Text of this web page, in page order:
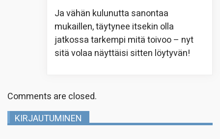
Ja vähän kulunutta sanontaa
mukaillen, täytynee itsekin olla
jatkossa tarkempi mitä toivoo – nyt
sitä volaa näyttäisi sitten löytyvän!
Comments are closed.
KIRJAUTUMINEN